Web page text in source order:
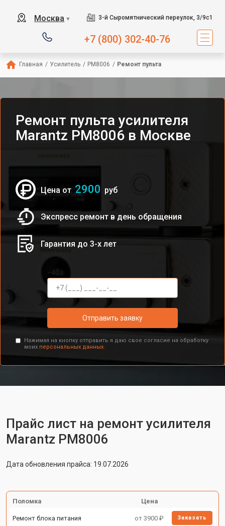
Москва ▼ 3-й Сыромятнический переулок, 3/9с1
+7 (800) 302-40-76
Главная / Усилитель / PM8006 / Ремонт пульта
Ремонт пульта усилителя
Marantz PM8006 в Москве
Цена от 2900 руб
Экспресс ремонт в день обращения
Гарантия до 3-х лет
Отправить заявку
Нажимая на кнопку отправить я даю свое согласие на обработку
моих персональных данных.
Прайс лист на ремонт усилителя
Marantz PM8006
Дата обновления прайса: 19.07.2026
Поломка Цена
Ремонт блока питания от 3900 ₽ Заказать